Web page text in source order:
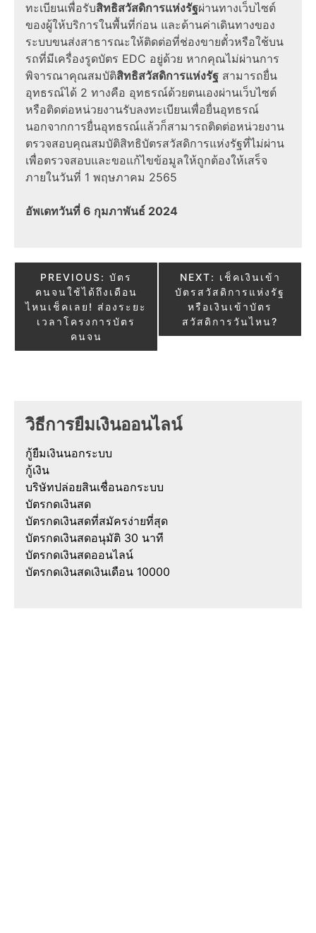
ทะเบียนเพื่อรับสิทธิสวัสดิการแห่งรัฐผ่านทางเว็บไซต์
ของผู้ให้บริการในพื้นที่ก่อน และด้านค่าเดินทางของ
ระบบขนส่งสาธารณะให้ติดต่อที่ช่องขายตั๋วหรือใช้บน
รถที่มีเครื่องรูดบัตร EDC อยู่ด้วย หากคุณไม่ผ่านการ
พิจารณาคุณสมบัติสิทธิสวัสดิการแห่งรัฐ สามารถยื่น
อุทธรณ์ได้ 2 ทางคือ อุทธรณ์ด้วยตนเองผ่านเว็บไซต์
หรือติดต่อหน่วยงานรับลงทะเบียนเพื่อยื่นอุทธรณ์
นอกจากการยื่นอุทธรณ์แล้วก็สามารถติดต่อหน่วยงาน
ตรวจสอบคุณสมบัติสิทธิบัตรสวัสดิการแห่งรัฐที่ไม่ผ่าน
เพื่อตรวจสอบและขอแก้ไขข้อมูลให้ถูกต้องให้เสร็จ
ภายในวันที่ 1 พฤษภาคม 2565
อัพเดทวันที่ 6 กุมภาพันธ์ 2024
Post
navigation
PREVIOUS: บัตร
คนจนใช้ได้ถึงเดือน
ไหนเช็คเลย! ส่องระยะ
เวลาโครงการบัตร
คนจน
NEXT: เช็คเงินเข้า
บัตรสวัสดิการแห่งรัฐ
หรือเงินเข้าบัตร
สวัสดิการวันไหน?
วิธีการยืมเงินออนไลน์
กู้ยืมเงินนอกระบบ
กู้เงิน
บริษัทปล่อยสินเชื่อนอกระบบ
บัตรกดเงินสด
บัตรกดเงินสดที่สมัครง่ายที่สุด
บัตรกดเงินสดอนุมัติ 30 นาที
บัตรกดเงินสดออนไลน์
บัตรกดเงินสดเงินเดือน 10000